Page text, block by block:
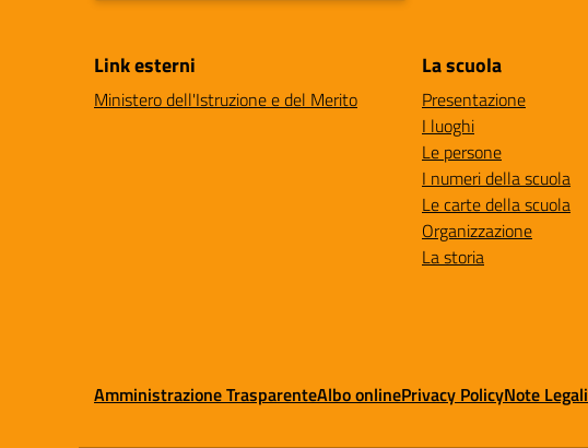
Link esterni
Ministero dell'Istruzione e del Merito
La scuola
Presentazione
I luoghi
Le persone
I numeri della scuola
Le carte della scuola
Organizzazione
La storia
Amministrazione TrasparenteAlbo onlinePrivacy PolicyNote Legali